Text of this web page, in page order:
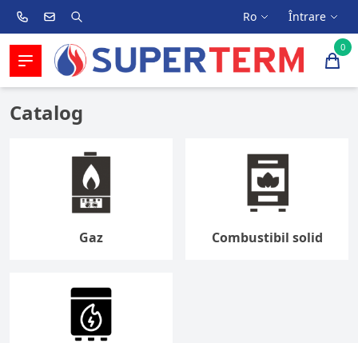
Ro Întrare
0
Catalog
Gaz Combustibil solid